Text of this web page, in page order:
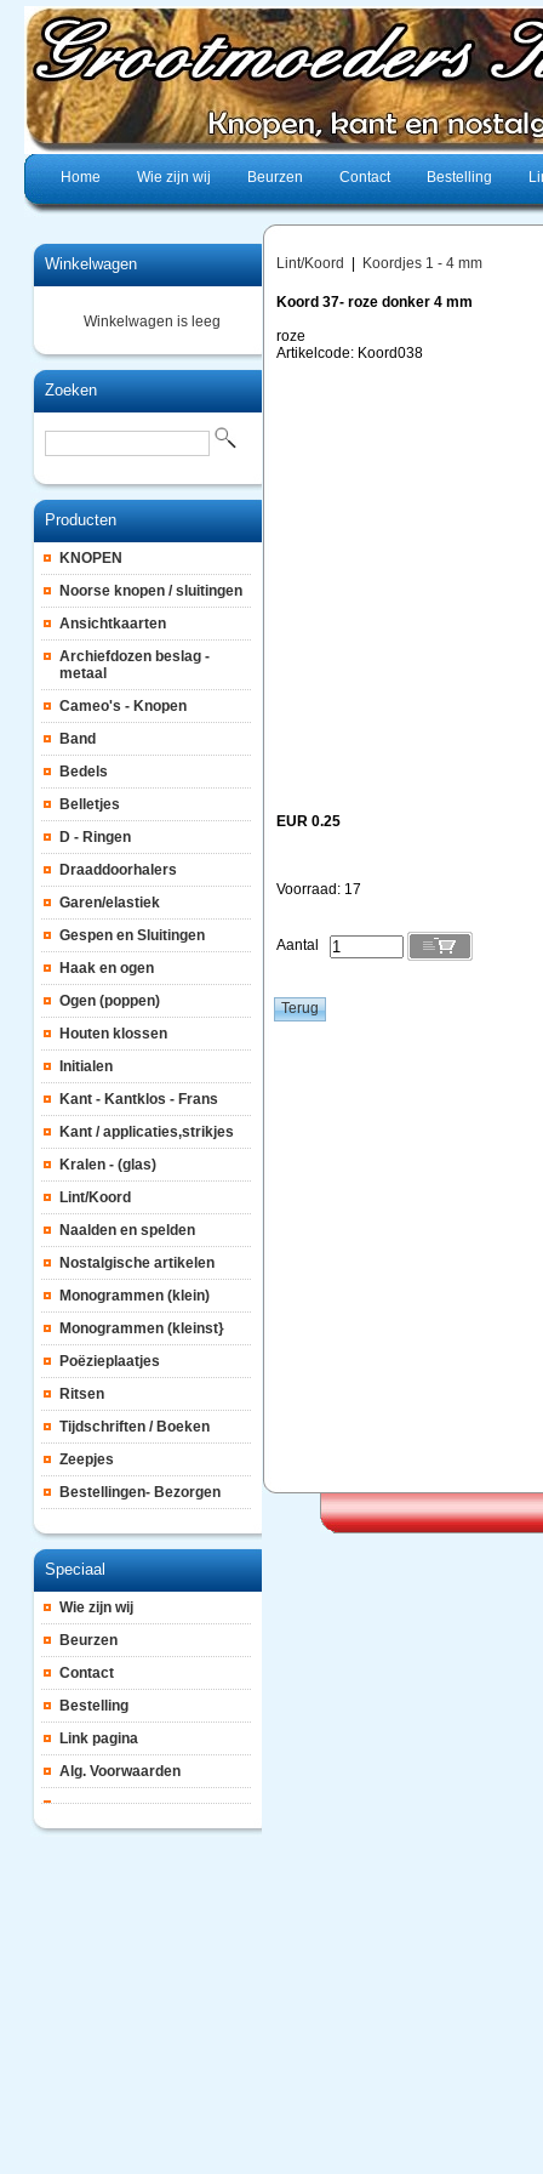
Home Wie zijn wij Beurzen Contact Bestelling
Winkelwagen
Winkelwagen is leeg
Zoeken
Producten
KNOPEN
Noorse knopen / sluitingen
Ansichtkaarten
Archiefdozen beslag -
metaal
Cameo's - Knopen
Band
Bedels
Belletjes
D - Ringen
Draaddoorhalers
Garen/elastiek
Gespen en Sluitingen
Haak en ogen
Ogen (poppen)
Houten klossen
Initialen
Kant - Kantklos - Frans
Kant / applicaties,strikjes
Kralen - (glas)
Lint/Koord
Naalden en spelden
Nostalgische artikelen
Monogrammen (klein)
Monogrammen (kleinst}
Poëzieplaatjes
Ritsen
Tijdschriften / Boeken
Zeepjes
Bestellingen- Bezorgen
Speciaal
Wie zijn wij
Beurzen
Contact
Bestelling
Link pagina
Alg. Voorwaarden
Lint/Koord Koordjes 1 - 4 mm
Koord 37- roze donker 4 mm
roze
Artikelcode: Koord038
EUR 0.25
Voorraad: 17
Aantal